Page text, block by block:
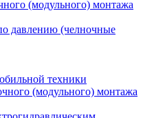
(модульного) монтажа
давлению (челночные
техники
(модульного) монтажа